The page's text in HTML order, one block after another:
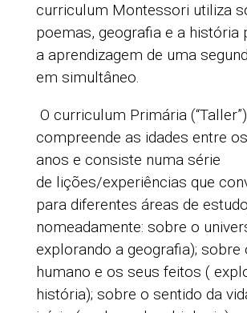
curriculum Montessori utiliza
poemas, geografia e a história
a aprendizagem de uma
em simultâneo.
O curriculum Primária (“Taller”)
compreende as idades entre
anos e consiste numa série
de lições/experiências que
para diferentes áreas de
nomeadamente: sobre o
explorando a geografia); sobre
humano e os seus feitos (
história); sobre o sentido da